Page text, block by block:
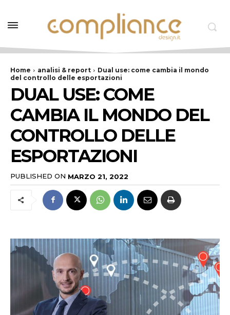
Home analisi & report
Dual use: come cambia il mondo
del controllo delle esportazioni
DUAL USE: COME
CAMBIA IL MONDO DEL
CONTROLLO DELLE
ESPORTAZIONI
PUBLISHED ON MARZO 21, 2022